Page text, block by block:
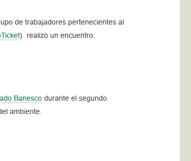
de trabajadores pertenecientes al
) realizó un encuentro.
Banesco durante el segundo
ambiente.